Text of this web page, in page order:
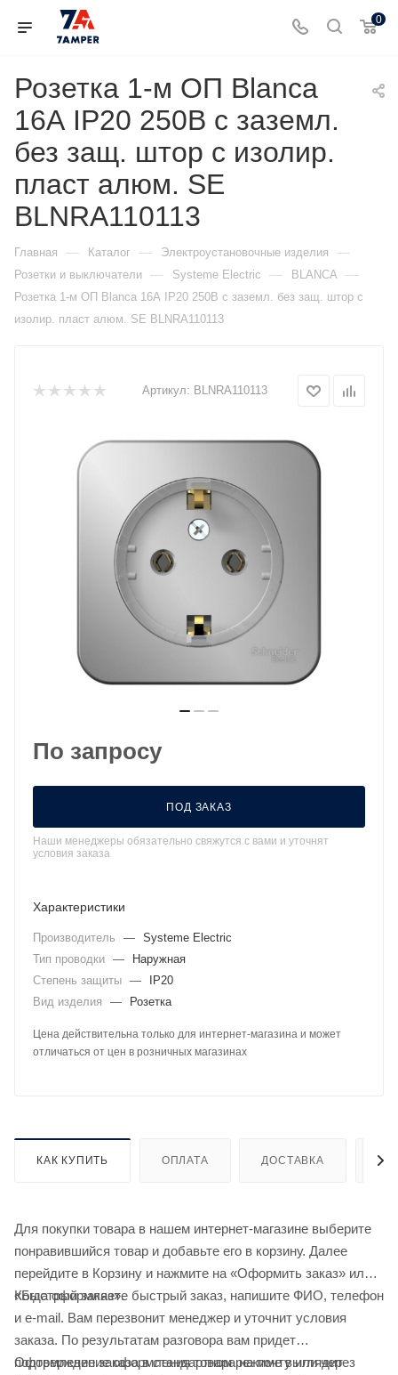
0
Розетка 1-м ОП Blanca
16А IP20 250В с заземл.
без защ. штор с изолир.
пласт алюм. SE
BLNRA110113
Главная — Каталог — Электроустановочные изделия —
Розетки и выключатели — Systeme Electric — BLANCA —
Розетка 1-м ОП Blanca 16А IP20 250В с заземл. без защ. штор с
изолир. пласт алюм. SE BLNRA110113
Артикул: BLNRA110113
По запросу
ПОД ЗАКАЗ
Наши менеджеры обязательно свяжутся с вами и уточнят
условия заказа
Характеристики
Производитель — Systeme Electric
Тип проводки —
Наружная
Степень защиты —
IP20
Вид изделия
— Розетка
Цена действительна только для интернет-магазина и может
отличаться от цен в розничных магазинах
КАК КУПИТЬ ОПЛАТА ДОСТАВКА
Для покупки товара в нашем интернет-магазине выберите
понравившийся товар и добавьте его в корзину. Далее
перейдите в Корзину и нажмите на «Оформить заказ» или
«Быстрый заказ».
Когда оформляете быстрый заказ, напишите ФИО, телефон
и e-mail. Вам перезвонит менеджер и уточнит условия
заказа. По результатам разговора вам придет
подтверждение оформления товара на почту или через
Оформление заказа в стандартном режиме выглядит